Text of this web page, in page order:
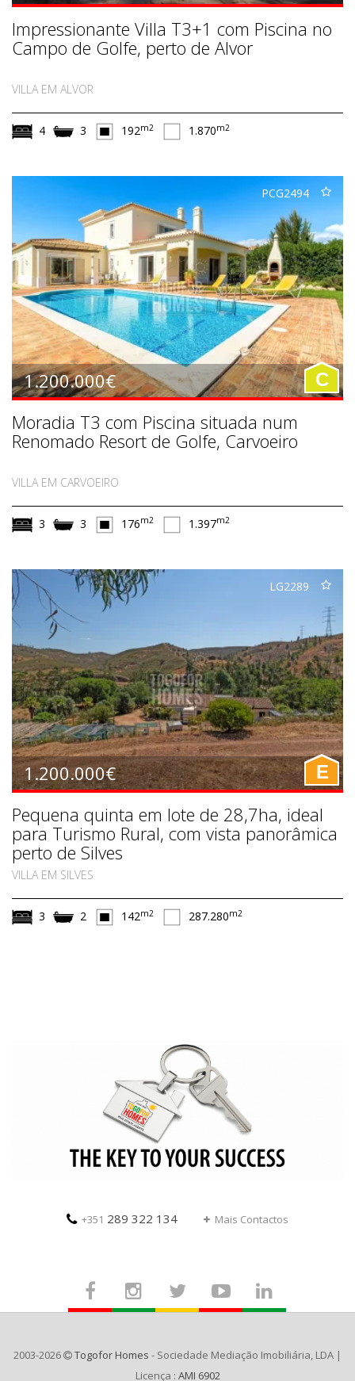
Impressionante Villa T3+1 com Piscina no
Campo de Golfe, perto de Alvor
VILLA EM ALVOR
4 3 192m2 1.870m2
PCG2494
1.200.000€ C
Moradia T3 com Piscina situada num
Renomado Resort de Golfe, Carvoeiro
VILLA EM CARVOEIRO
3 3 176m2 1.397m2
LG2289
1.200.000€ E
Pequena quinta em lote de 28,7ha, ideal
para Turismo Rural, com vista panorâmica
perto de Silves
VILLA EM SILVES
3 2 142m2 287.280m2
+351 289 322 134 Mais Contactos
2003-2026 Togofor Homes - Sociedade Mediação Imobiliária, LDA |
Licença : AMI 6902